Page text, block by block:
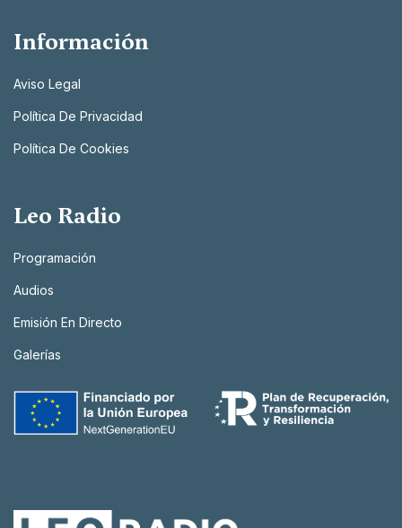
Información
Aviso Legal
Política De Privacidad
Política De Cookies
Leo Radio
Programación
Audios
Emisión En Directo
Galerías